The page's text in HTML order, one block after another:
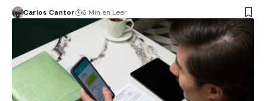
Carlos Cantor 6 Min en Leer